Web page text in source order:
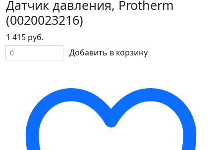
Датчик давления, Protherm
(0020023216)
1 415 руб.
Добавить в корзину